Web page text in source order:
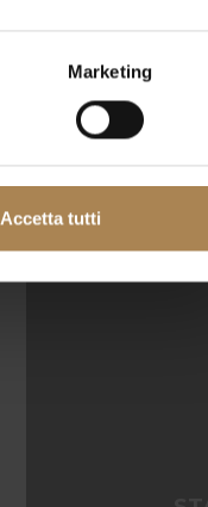
Marketing
Accetta tutti
Categorie